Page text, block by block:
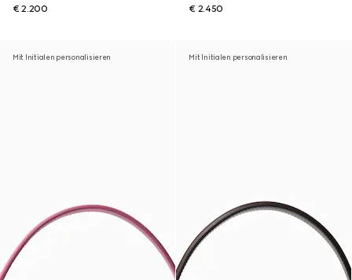
€ 2.200
€ 2.450
Mit Initialen personalisieren Mit Initialen personalisieren